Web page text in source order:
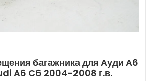
багажника для Ауди А6
A6 C6 2004-2008 г.в.